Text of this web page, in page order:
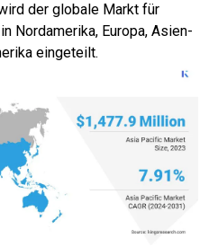
der globale Markt für
Nordamerika, Europa, Asien-
eingeteilt.